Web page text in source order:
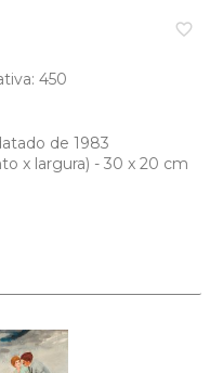
favorite_border
450
de 1983
x largura) - 30 x 20 cm